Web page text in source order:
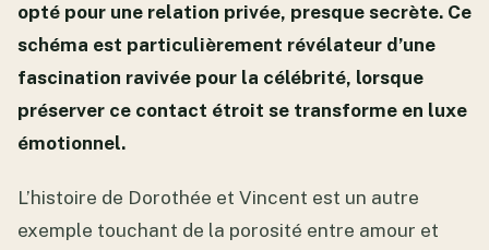
opté pour une relation privée, presque secrète. Ce
schéma est particulièrement révélateur d’une
fascination ravivée pour la célébrité, lorsque
préserver ce contact étroit se transforme en luxe
émotionnel.
L’histoire de Dorothée et Vincent est un autre
exemple touchant de la porosité entre amour et